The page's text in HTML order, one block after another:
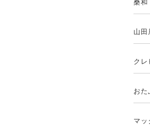
山田
クレ
おた
マッ